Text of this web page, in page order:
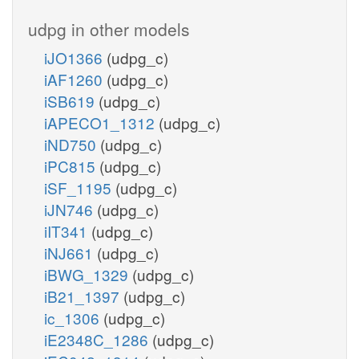
udpg in other models
iJO1366 (udpg_c)
iAF1260 (udpg_c)
iSB619 (udpg_c)
iAPECO1_1312 (udpg_c)
iND750 (udpg_c)
iPC815 (udpg_c)
iSF_1195 (udpg_c)
iJN746 (udpg_c)
iIT341 (udpg_c)
iNJ661 (udpg_c)
iBWG_1329 (udpg_c)
iB21_1397 (udpg_c)
ic_1306 (udpg_c)
iE2348C_1286 (udpg_c)